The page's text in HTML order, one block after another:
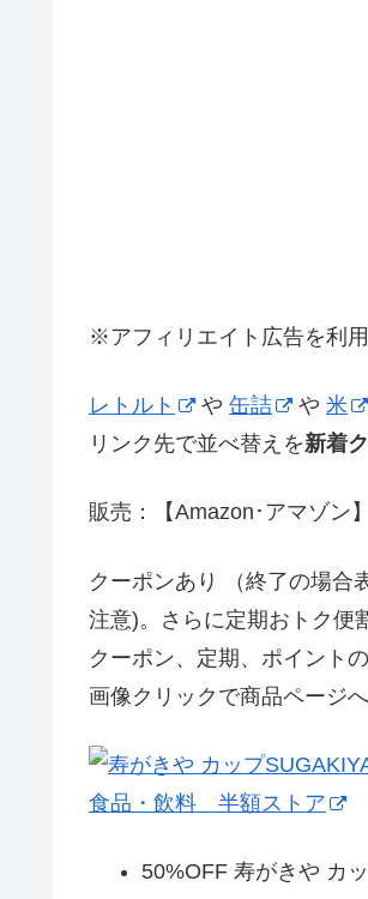
※アフィリエイト広告を利
レトルト や 缶詰 や 米
リンク先で並べ替えを新着
販売：【Amazon･アマゾン】
クーポンあり （終了の場合
注意)。さらに定期おトク便
クーポン、定期、ポイント
画像クリックで商品ページへ
食品・飲料 半額ストア
50%OFF 寿がきや カ